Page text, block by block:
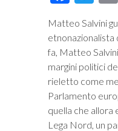
Matteo Salvini
etnonazionalista
fa, Matteo
margini politici
rieletto come
Parlamento
quella che allora
Lega Nord, un